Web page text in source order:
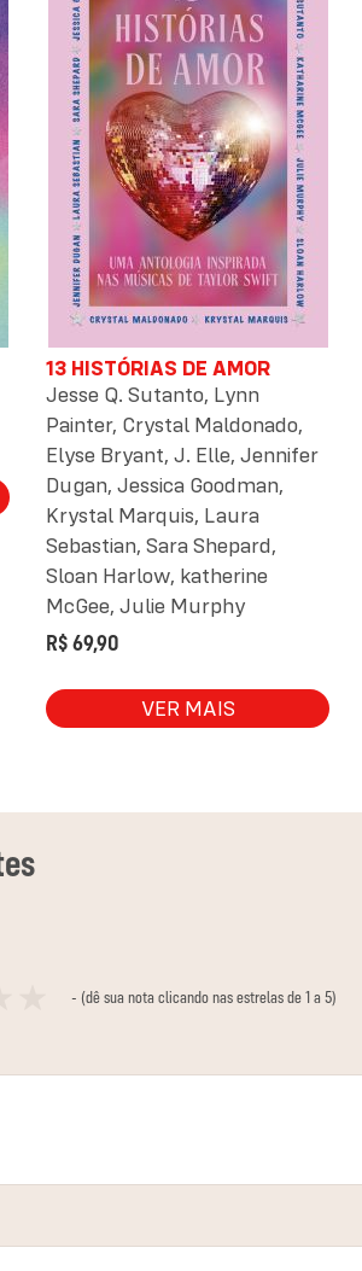
13 HISTÓRIAS DE AMOR
Jesse Q. Sutanto, Lynn
Painter, Crystal Maldonado,
Elyse Bryant, J. Elle, Jennifer
Dugan, Jessica Goodman,
Krystal Marquis, Laura
Sebastian, Sara Shepard,
Sloan Harlow, katherine
McGee, Julie Murphy
R$ 69,90
VER MAIS
- (dê sua nota clicando nas estrelas de 1 a 5)